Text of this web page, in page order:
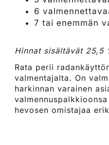
6
7 tai enemmän
Hinnat sisältävät 25,5
Rata perii
valmentajalta. On
harkinnan varainen
hevosen omistajaa